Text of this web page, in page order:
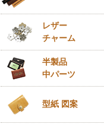
レザー
チャーム
半製品
中パーツ
型紙 図案